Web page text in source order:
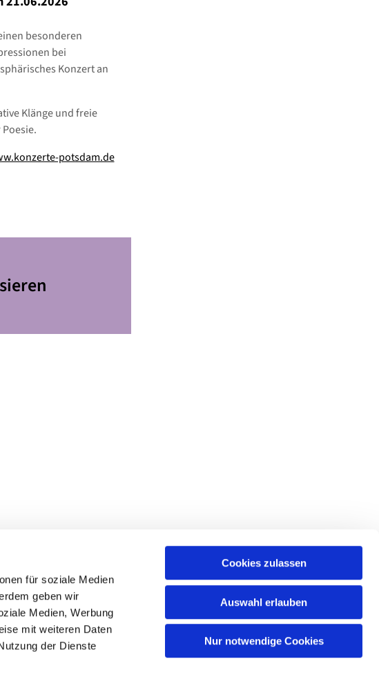
für soziale Medien
geben wir
Medien, Werbung
mit weiteren Daten
der Dienste
Cookies zulassen
Auswahl erlauben
Nur notwendige Cookies
besonderen
bei
Konzert an
Klänge und freie
potsdam.de